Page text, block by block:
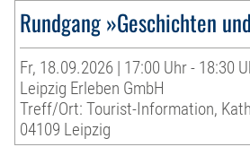
Rundgang »Geschichten
Fr, 18.09.2026 | 17:00 Uhr - 18:30
Leipzig Erleben GmbH
Treff/Ort: Tourist-Information,
04109 Leipzig